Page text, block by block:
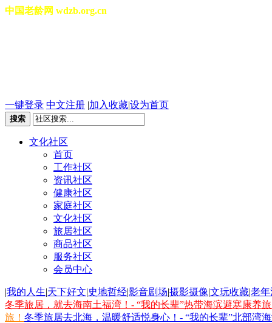
中国老龄网 wdzb.org.cn
一键登录 中文注册 |加入收藏|设为首页
搜索
文化社区
首页
工作社区
资讯社区
健康社区
家庭社区
文化社区
旅居社区
商品社区
服务社区
会员中心
|我的人生|天下好文|史地哲经|影音剧场|摄影摄像|文玩收藏|老
冬季旅居，就去海南土福湾！- “我的长辈”热带海滨避寒康养
旅！ 冬季旅居去北海，温暖舒适悦身心！- “我的长辈”北部湾